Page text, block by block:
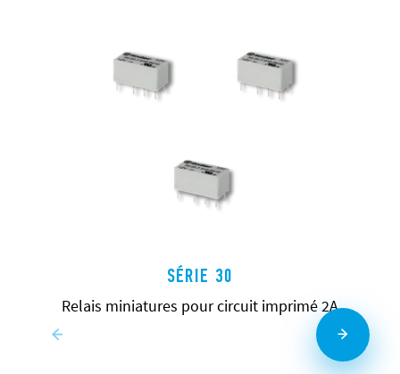
SÉRIE 30
Relais miniatures pour circuit imprimé 2A